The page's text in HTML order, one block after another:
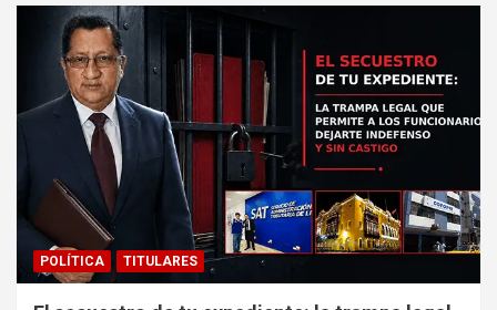
POLÍTICA TITULARES